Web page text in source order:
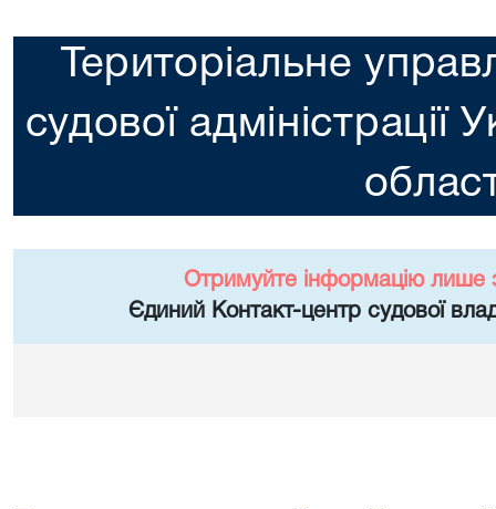
Територіальне
судової адміністрації
Отримуйте інформацію лише
Єдиний Контакт-центр судової